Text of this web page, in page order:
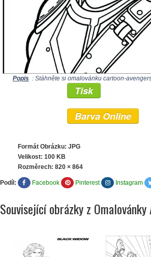
Popis : Stáhněte si omalovánku cartoon-
Tisk
Barva Online
Formát Obrázku: JPG
Velikost: 100 KB
Rozměrech: 820 × 864
Podíl: Facebook Pinterest Instagram
Související obrázky z Omalovánky